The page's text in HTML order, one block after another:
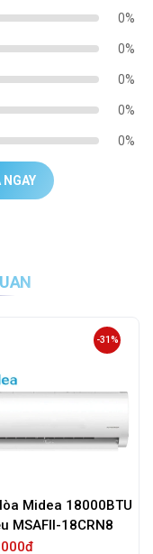
0%
0%
0%
0%
0%
Điều Hòa
24000BTU 2